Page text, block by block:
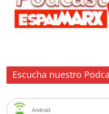
Escucha nuestro
Android